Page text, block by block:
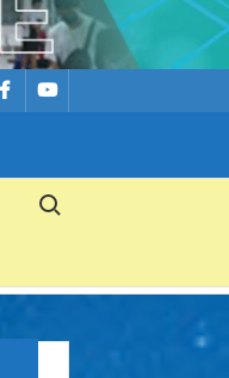
รายการรายการ
Search for: